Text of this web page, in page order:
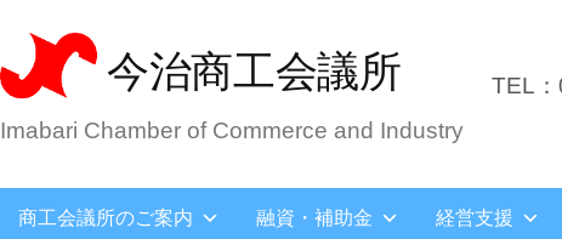
今治商工会議所
Imabari Chamber of Commerce and Industry
TEL
商工会議所のご案内 融資・補助金 経営支援